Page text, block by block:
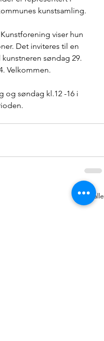
kunstsamling.
viser hun
Det inviteres til en
søndag 29.
Velkommen.
og søndag kl.12 -16 i
Se alle